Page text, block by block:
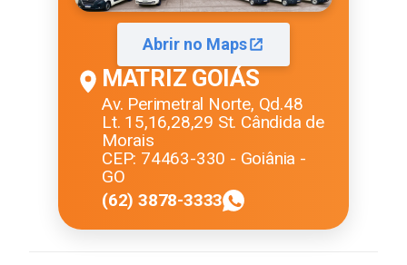
Abrir no Maps
MATRIZ GOIÁS
Av. Perimetral Norte, Qd.48
Lt. 15,16,28,29 St. Cândida de
Morais
CEP: 74463-330 - Goiânia -
GO
(62) 3878-3333